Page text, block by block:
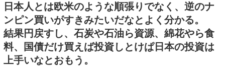
日本人とは欧米のような順張りでなく、逆のナ
ンピン買いがすきみたいだなとよく分かる。
結果円戻すし、石炭や石油ら資源、綿花やら食
料、国債だけ買えば投資しとけぱ日本の投資は
上手いなとおもう。